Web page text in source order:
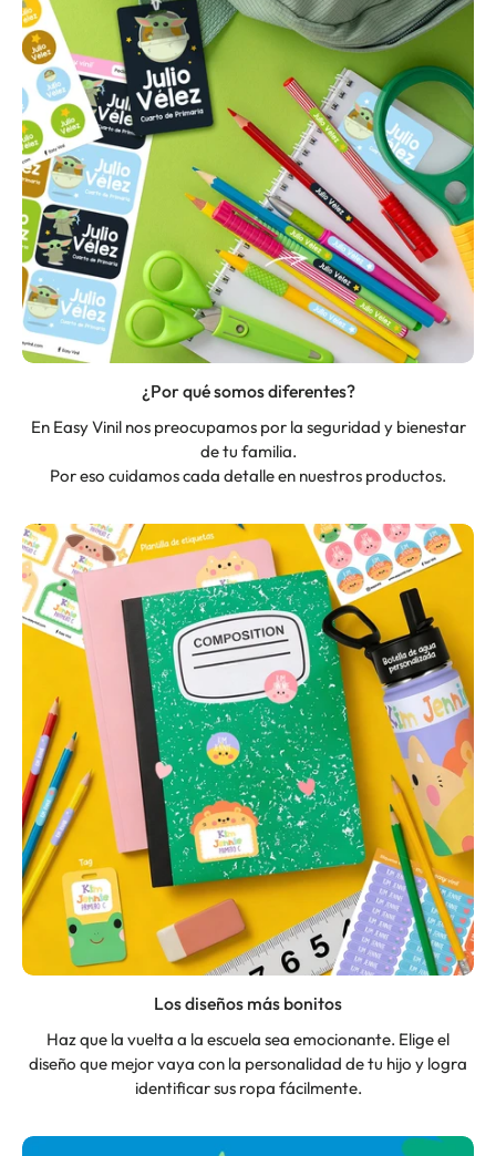
¿Por qué somos diferentes?
En Easy Vinil nos preocupamos por la seguridad y bienestar
de tu familia.
Por eso cuidamos cada detalle en nuestros productos.
Los diseños más bonitos
Haz que la vuelta a la escuela sea emocionante. Elige el
diseño que mejor vaya con la personalidad de tu hijo y logra
identificar sus ropa fácilmente.